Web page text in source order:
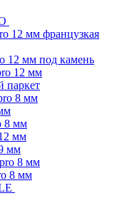
12 мм французкая
12 мм под камень
12 мм
паркет
8 мм
8 мм
мм
мм
8 мм
8 мм